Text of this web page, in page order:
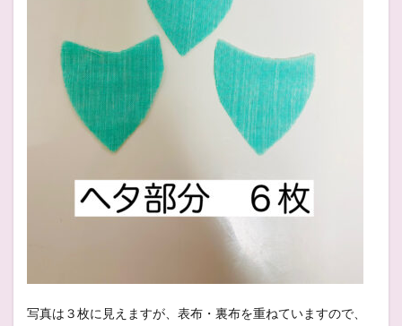
写真は３枚に見えますが、表布・裏布を重ねていますので、